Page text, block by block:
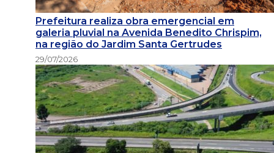
Prefeitura realiza obra emergencial em
galeria pluvial na Avenida Benedito Chrispim,
na região do Jardim Santa Gertrudes
29/07/2026